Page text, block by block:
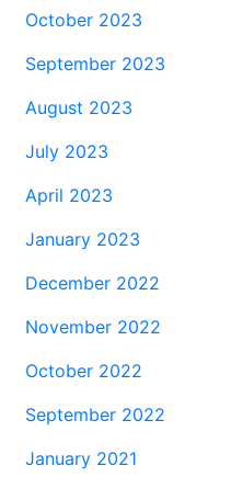
October 2023
September 2023
August 2023
July 2023
April 2023
January 2023
December 2022
November 2022
October 2022
September 2022
January 2021